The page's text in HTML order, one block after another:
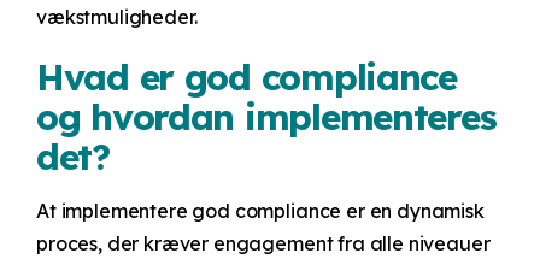
vækstmuligheder.
Hvad er god compliance
og hvordan implementeres
det?
At implementere god compliance er en dynamisk
proces, der kræver engagement fra alle niveauer